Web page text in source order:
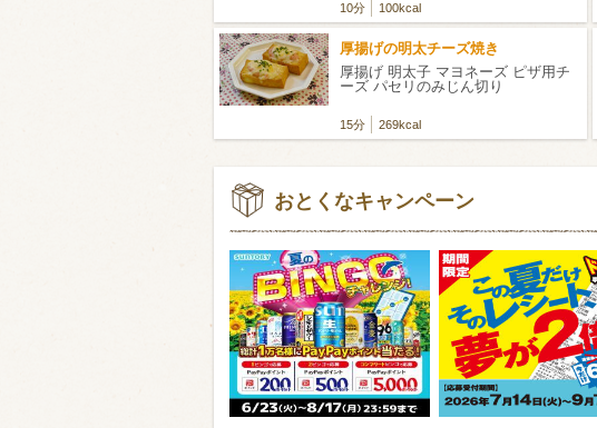
10分 100kcal
厚揚げの明太チーズ焼き
厚揚げ 明太子 マヨネーズ ピザ用チ
ーズ パセリのみじん切り
15分 269kcal
おとくなキャンペーン